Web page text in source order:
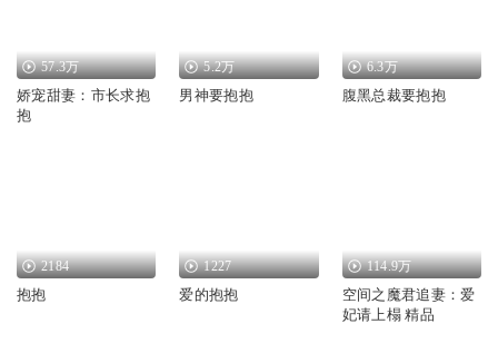
57.3万
娇宠甜妻：市长求抱
抱
5.2万
男神要抱抱
6.3万
腹黑总裁要抱抱
2184
抱抱
1227
爱的抱抱
114.9万
空间之魔君追妻：爱
妃请上榻 精品